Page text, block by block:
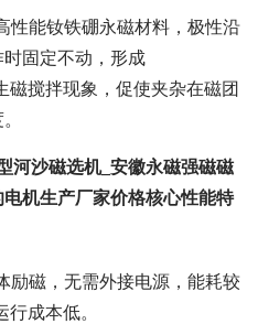
性能钕铁硼永磁材料，极性沿
固定不动，形成
磁搅拌现象，促使夹杂在磁团
河沙磁选机_安徽永磁强磁磁
机生产厂家价格核心性能特
励磁，无需外接电源，能耗较
成本低。